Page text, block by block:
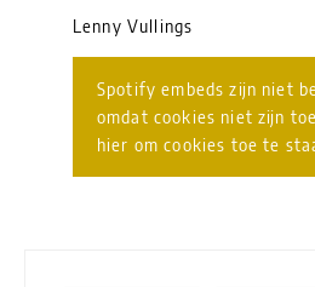
Lenny Vullings
Spotify embeds zijn niet
omdat cookies niet zijn
hier om cookies toe te